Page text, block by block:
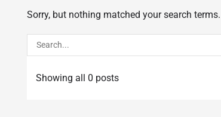
Sorry, but nothing matched your search
Showing all 0 posts